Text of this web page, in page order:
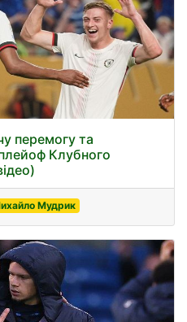
перемогу та
Клубного
Мудрик